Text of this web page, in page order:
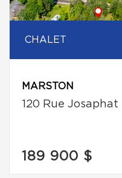
CHALET
MARSTON
120 Rue Josaphat
189 900 $